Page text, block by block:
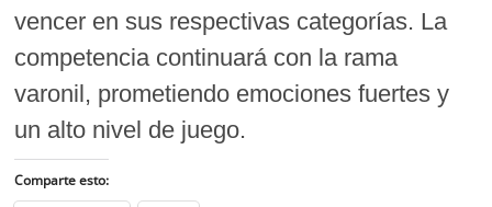
vencer en sus respectivas categorías. La
competencia continuará con la rama
varonil, prometiendo emociones fuertes y
un alto nivel de juego.
Comparte esto: